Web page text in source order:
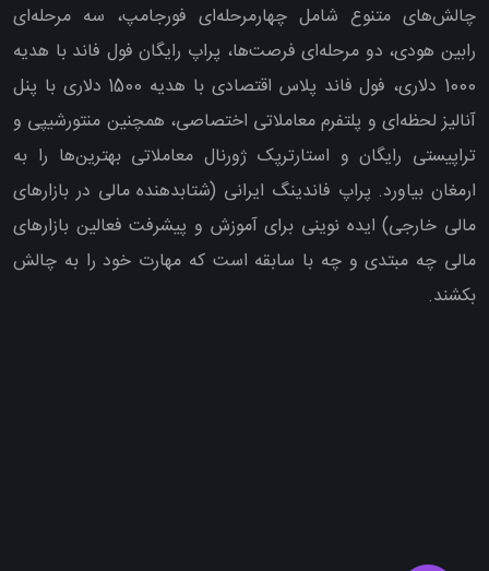
چالش‌های متنوع شامل چهارمرحله‌ای فورجامپ، سه مرحله‌ای
رابین هودی، دو مرحله‌ای فرصت‌ها، پراپ رایگان فول فاند با هدیه
1000 دلاری، فول فاند پلاس اقتصادی با هدیه 1500 دلاری با پنل
آنالیز لحظه‌ای و پلتفرم معاملاتی اختصاصی، همچنین منتورشیپی و
تراپیستی رایگان و استارترپک ژورنال معاملاتی بهترین‌ها را به
ارمغان بیاورد. پراپ فاندینگ ایرانی (شتابدهنده مالی در بازارهای
مالی خارجی) ایده نوینی برای آموزش و پیشرفت فعالین بازارهای
مالی چه مبتدی و چه با سابقه است که مهارت خود را به چالش
بکشند.